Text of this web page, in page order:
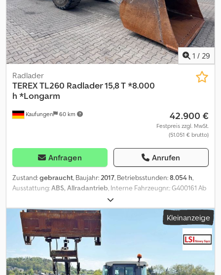
1 / 29
Kaufungen 60 km
Radlader
TEREXTL260 Radlader 15,8 T *8.000
h *Longarm
42.900 €
Festpreis zzgl. MwSt.
(51.051 € brutto)
Anfragen Anrufen
Zustand:gebraucht, Baujahr:2017, Betriebsstunden:8.054 h,
Ausstattung:ABS, Allradantrieb, Interne Fahrzeugnr.: G400161 Ab
sofort zur Verfügung auf unserem Hof in Kaufungen Mehr INFO
unter: Dsdey R H D Depfx Anmowa * Golec Nutzfahrzeuge GmbH
(Deutsch, English, Bulgarisch, Russisch) * Viktoria Sologubova
(Polnisch, Russisch, Ukrainisch, English) TEREX TL260 Radlader
mit Hubgerüstverlängerung, Ladehöhe 5.325 mm BJ 2017 15,8 Ton
8.054 H Klimaanlage Zentralschmierung Finanzierungsbeispiel: *
Interne Nummer: Radlader * Kaufpreis: 42.900,00
¤ * Anzahlung: 10% * Laufzeit: 60 * Monatliche Rate:
Kleinanzeige